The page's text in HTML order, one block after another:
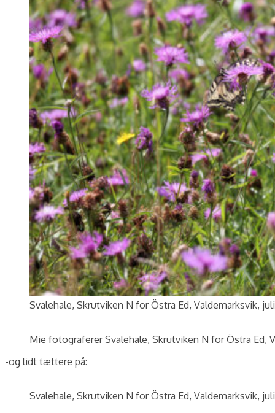
Svalehale, Skrutviken N for Östra Ed, Valdemarksvik,
Mie fotograferer Svalehale, Skrutviken N for Östra Ed,
-og lidt tættere på:
Svalehale, Skrutviken N for Östra Ed, Valdemarksvik,